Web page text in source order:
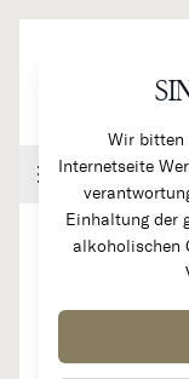
Wir bitten
Internetseite
Einhaltung der
alkoholischen
Handel
Chateau